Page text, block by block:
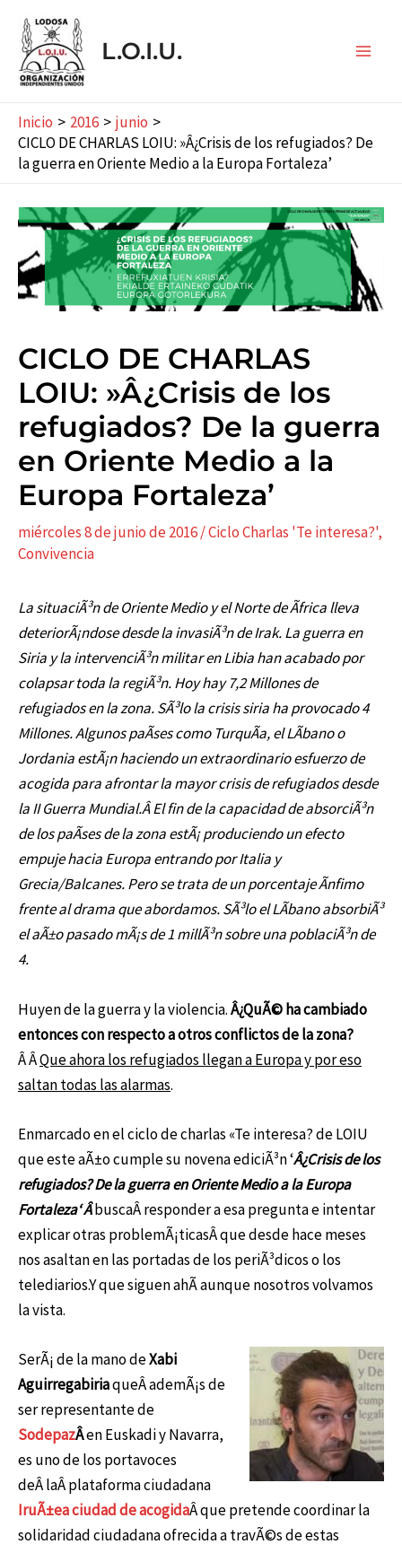
contenido
L.O.I.U.
Inicio 2016
junio
CICLO DE CHARLAS LOIU: »Â¿Crisis de los refugiados? De
la guerra en Oriente Medio a la Europa Fortaleza’
CICLO DE CHARLAS
LOIU: »Â¿Crisis de los
refugiados? De la guerra
en Oriente Medio a la
Europa Fortaleza’
miércoles 8 de junio de 2016/Ciclo Charlas 'Te interesa?',
Convivencia
La situaciÃ³n de Oriente Medio y el Norte de Ãfrica lleva
deteriorÃ¡ndose desde la invasiÃ³n de Irak. La guerra en
Siria y la intervenciÃ³n militar en Libia han acabado por
colapsar toda la regiÃ³n. Hoy hay 7,2 Millones de
refugiados en la zona. SÃ³lo la crisis siria ha provocado 4
Millones. Algunos paÃ­ses como TurquÃ­a, el LÃ­bano o
Jordania estÃ¡n haciendo un extraordinario esfuerzo de
acogida para afrontar la mayor crisis de refugiados desde
la II Guerra Mundial.Â El fin de la capacidad de absorciÃ³n
de los paÃ­ses de la zona estÃ¡ produciendo un efecto
empuje hacia Europa entrando por Italia y
Grecia/Balcanes. Pero se trata de un porcentaje Ã­nfimo
frente al drama que abordamos. SÃ³lo el LÃ­bano absorbiÃ³
el aÃ±o pasado mÃ¡s de 1 millÃ³n sobre una poblaciÃ³n de
4.
Huyen de la guerra y la violencia.Â¿QuÃ© ha cambiado
entonces con respecto a otros conflictos de la zona?
Â ÂQue ahora los refugiados llegan a Europa y por eso
saltan todas las alarmas.
Enmarcado en el ciclo de charlas «Te interesa? de LOIU
que este aÃ±o cumple su novena ediciÃ³n ‘Â¿Crisis de los
refugiados? De la guerra en Oriente Medio a la Europa
Fortaleza‘ ÂbuscaÂ responder a esa pregunta e intentar
explicar otras problemÃ¡ticasÂ que desde hace meses
nos asaltan en las portadas de los periÃ³dicos o los
telediarios.Y que siguen ahÃ­ aunque nosotros volvamos
la vista.
SerÃ¡ de la mano deXabi
AguirregabiriaqueÂ ademÃ¡s de
ser representante de
SodepazÂen Euskadi y Navarra,
es uno de los portavoces
deÂ laÂ plataforma ciudadana
IruÃ±ea ciudad de acogidaÂ que pretende coordinar la
solidaridad ciudadana ofrecida a travÃ©s de estas